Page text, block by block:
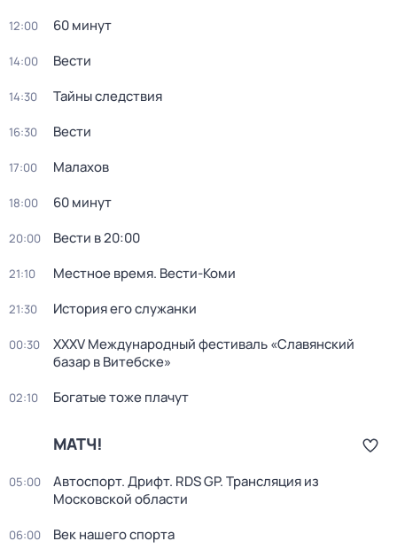
12:00 60 минут
14:00 Вести
14:30 Тайны следствия
16:30 Вести
17:00 Малахов
18:00 60 минут
20:00 Вести в 20:00
21:10 Местное время. Вести-Коми
21:30 История его служанки
00:30
XXXV Международный фестиваль «Славянский
базар в Витебске»
02:10 Богатые тоже плачут
МАТЧ!
05:00
Автоспорт. Дрифт. RDS GP. Трансляция из
Московской области
06:00 Век нашего спорта